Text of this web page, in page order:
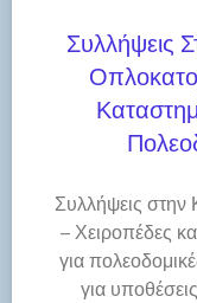
Συλλήψεις
Συλλήψεις στην
– Χειροπέδες
για
για